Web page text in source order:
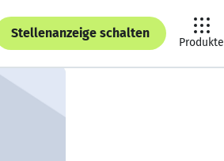
Stellenanzeige schalten
Produkte